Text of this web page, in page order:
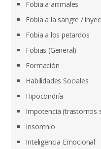
Fobia a animales
Fobia a la sangre /
Fobia a los petardos
Fobias (General)
Formación
Habilidades Sociales
Hipocondría
Impotencia (trastornos
Insomnio
Inteligencia Emocional